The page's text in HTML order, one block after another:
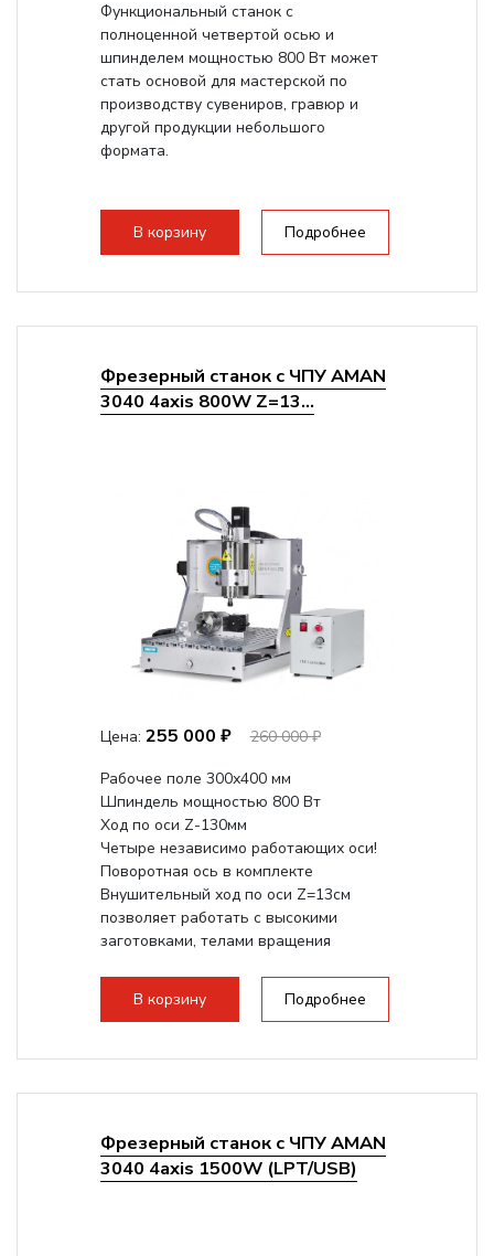
Функциональный станок с
полноценной четвертой осью и
шпинделем мощностью 800 Вт может
стать основой для мастерской по
производству сувениров, гравюр и
другой продукции небольшого
формата.
В корзину Подробнее
Фрезерный станок с ЧПУ AMAN
3040 4axis 800W Z=13...
Цена: 255 000 ₽
260 000 ₽
Рабочее поле 300х400 мм
Шпиндель мощностью 800 Вт
Ход по оси Z-130мм
Четыре независимо работающих оси!
Поворотная ось в комплекте
Внушительный ход по оси Z=13см
позволяет работать с высокими
заготовками, телами вращения
В корзину
Подробнее
Фрезерный станок с ЧПУ AMAN
3040 4axis 1500W (LPT/USB)